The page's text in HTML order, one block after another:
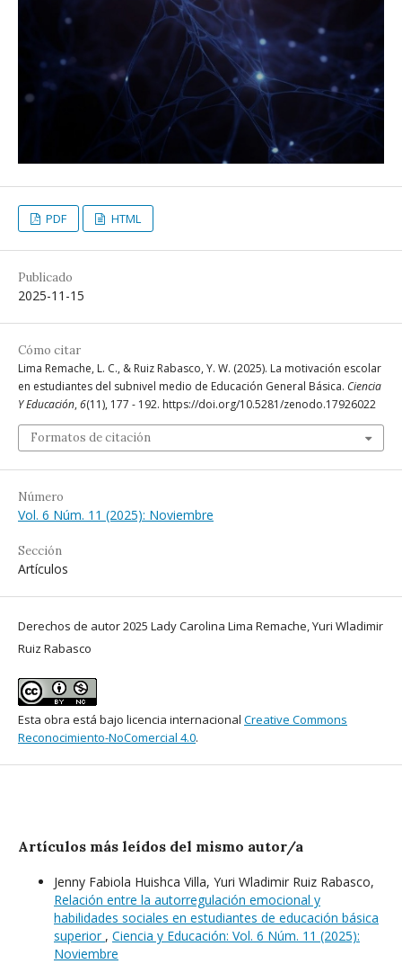
PDF HTML
Publicado
2025-11-15
Cómo citar
Lima Remache, L. C., & Ruiz Rabasco, Y. W. (2025). La motivación escolar
en estudiantes del subnivel medio de Educación General Básica. Ciencia
Y Educación, 6(11), 177 - 192. https://doi.org/10.5281/zenodo.17926022
Formatos de citación
Número
Vol. 6 Núm. 11 (2025): Noviembre
Sección
Artículos
Derechos de autor 2025 Lady Carolina Lima Remache, Yuri Wladimir
Ruiz Rabasco
Esta obra está bajo licencia internacional Creative Commons
Reconocimiento-NoComercial 4.0.
Artículos más leídos del mismo autor/a
Jenny Fabiola Huishca Villa, Yuri Wladimir Ruiz Rabasco,
Relación entre la autorregulación emocional y
habilidades sociales en estudiantes de educación básica
superior , Ciencia y Educación: Vol. 6 Núm. 11 (2025):
Noviembre